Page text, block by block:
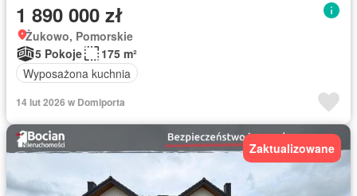
1 890 000 zł
Żukowo, Pomorskie
5 Pokoje
175 m²
Wyposażona kuchnia
14 lut 2026 w Domiporta
Zaktualizowane